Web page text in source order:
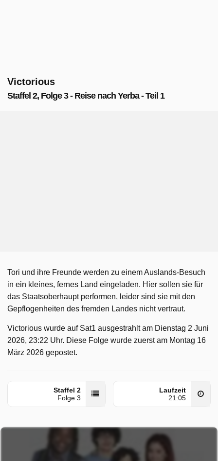
Victorious
Staffel 2, Folge 3 - Reise nach Yerba - Teil 1
Tori und ihre Freunde werden zu einem Auslands-Besuch
in ein kleines, fernes Land eingeladen. Hier sollen sie für
das Staatsoberhaupt performen, leider sind sie mit den
Gepflogenheiten des fremden Landes nicht vertraut.
Victorious wurde auf Sat1 ausgestrahlt am Dienstag 2 Juni
2026, 23:22 Uhr. Diese Folge wurde zuerst am Montag 16
März 2026 gepostet.
Staffel 2
Folge 3
Laufzeit
21:05